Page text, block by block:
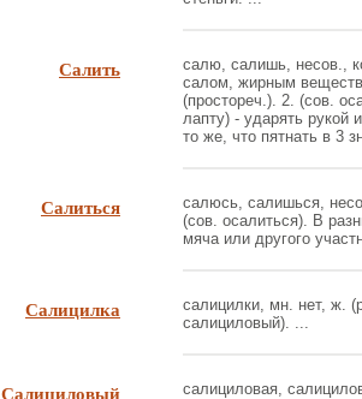
Салить
салю, салишь, несов.,
салом, жирным
(простореч.). 2. (сов.
лапту) - ударять рукой
то же, что пятнать в 3
Салиться
салюсь, салишься,
(сов. осалиться). В
мяча или другого
Салицилка
салицилки, мн. нет, ж.
салициловый). ...
Салициловый
салициловая,